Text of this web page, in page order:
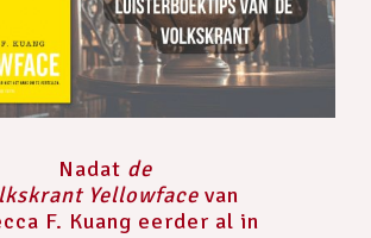
Nadat de
Yellowface van
F. Kuang eerder al in